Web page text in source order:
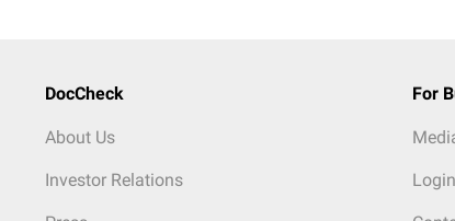
DocCheck
About Us
Investor Relations
For